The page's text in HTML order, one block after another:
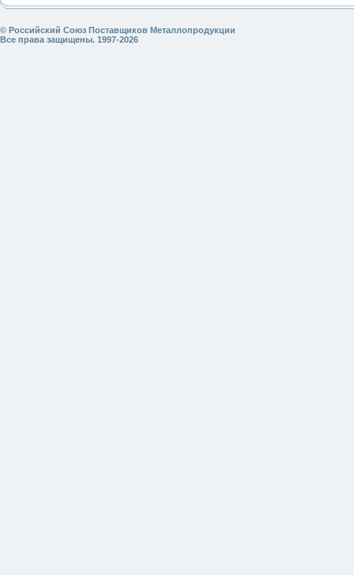
© Российский Союз Поставщиков Металлопродукции
Все права защищены. 1997-2026